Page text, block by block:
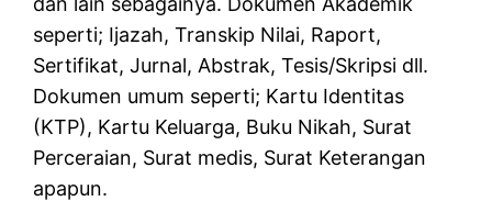
seperti; Ijazah, Transkip Nilai, Raport,
Sertifikat, Jurnal, Abstrak, Tesis/Skripsi dll.
Dokumen umum seperti; Kartu Identitas
(KTP), Kartu Keluarga, Buku Nikah, Surat
Perceraian, Surat medis, Surat Keterangan
apapun.